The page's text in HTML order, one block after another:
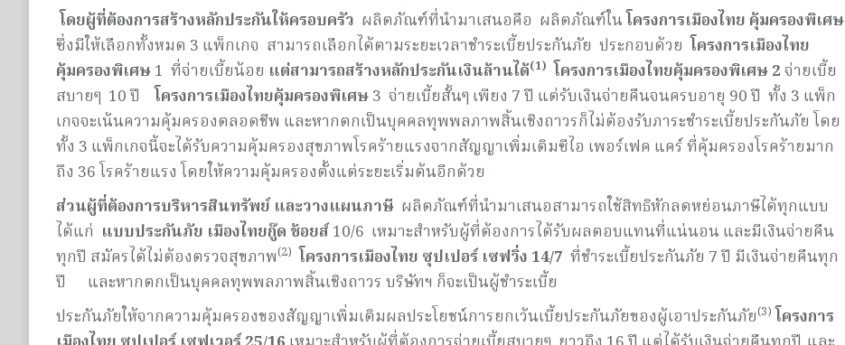
โดยผู้ที่ต้องการสร้างหลักประกันให้ครอบครัว ผลิตภัณฑ์ที่นำมาเสนอคือ ผลิตภัณฑ์ในโครงการเมืองไทย คุ้มครองพิเศษ
ซึ่งมีให้เลือกทั้งหมด 3 แพ็กเกจ สามารถเลือกได้ตามระยะเวลาชำระเบี้ยประกันภัย ประกอบด้วยโครงการเมืองไทย
คุ้มครองพิเศษ1 ที่จ่ายเบี้ยน้อย แต่สามารถสร้างหลักประกันเงินล้านได้(1) โครงการเมืองไทยคุ้มครองพิเศษ2จ่ายเบี้ย
สบายๆ 10 ปีโครงการเมืองไทยคุ้มครองพิเศษ3 จ่ายเบี้ยสั้นๆ เพียง 7 ปี แต่รับเงินจ่ายคืนจนครบอายุ 90 ปี ทั้ง 3 แพ็ก
เกจจะเน้นความคุ้มครองตลอดชีพ และหากตกเป็นบุคคลทุพพลภาพสิ้นเชิงถาวรก็ไม่ต้องรับภาระชำระเบี้ยประกันภัย โดย
ทั้ง 3 แพ็กเกจนี้จะได้รับความคุ้มครองสุขภาพโรคร้ายแรงจากสัญญาเพิ่มเติมซีไอ เพอร์เฟค แคร์ ที่คุ้มครองโรคร้ายมาก
ถึง 36 โรคร้ายแรง โดยให้ความคุ้มครองตั้งแต่ระยะเริ่มต้นอีกด้วย
ส่วนผู้ที่ต้องการบริหารสินทรัพย์ และวางแผนภาษี ผลิตภัณฑ์ที่นำมาเสนอสามารถใช้สิทธิหักลดหย่อนภาษีได้ทุกแบบ
ได้แก่ แบบประกันภัย เมืองไทยกู๊ด ช้อยส์10/6 เหมาะสำหรับผู้ที่ต้องการได้รับผลตอบแทนที่แน่นอน และมีเงินจ่ายคืน
ทุกปี สมัครได้ไม่ต้องตรวจสุขภาพ(2) โครงการเมืองไทย ซุปเปอร์ เซฟวิ่ง 14/7 ที่ชำระเบี้ยประกันภัย 7 ปี มีเงินจ่ายคืนทุก
ปี และหากตกเป็นบุคคลทุพพลภาพสิ้นเชิงถาวร บริษัทฯ ก็จะเป็นผู้ชำระเบี้ย
ประกันภัยให้จากความคุ้มครองของสัญญาเพิ่มเติมผลประโยชน์การยกเว้นเบี้ยประกันภัยของผู้เอาประกันภัย(3) โครงการ